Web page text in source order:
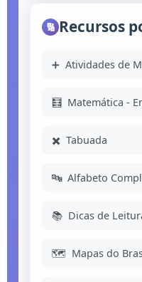
🔢 Recursos
➕ Atividades de
🧮 Matemática -
✖️ Tabuada
🔤 Alfabeto
📚 Dicas de
🗺️ Mapas do